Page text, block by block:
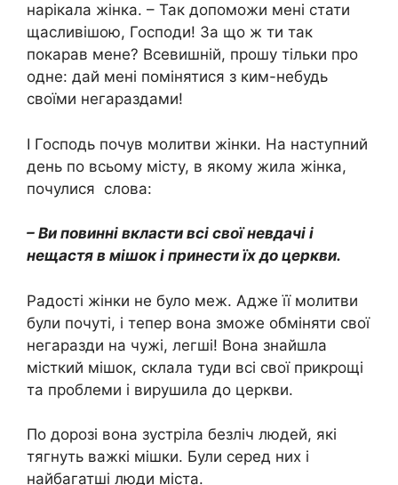
нарікала жінка. – Так допоможи мені стати
щасливішою, Господи! За що ж ти так
покарав мене? Всевишній, прошу тільки про
одне: дай мені помінятися з ким-небудь
своїми негараздами!
І Господь почув молитви жінки. На наступний
день по всьому місту, в якому жила жінка,
почулися слова:
– Ви повинні вкласти всі свої невдачі і
нещастя в мішок і принести їх до церкви.
Радості жінки не було меж. Адже її молитви
були почуті, і тепер вона зможе обміняти свої
негаразди на чужі, легші! Вона знайшла
місткий мішок, склала туди всі свої прикрощі
та проблеми і вирушила до церкви.
По дорозі вона зустріла безліч людей, які
тягнуть важкі мішки. Були серед них і
найбагатші люди міста.